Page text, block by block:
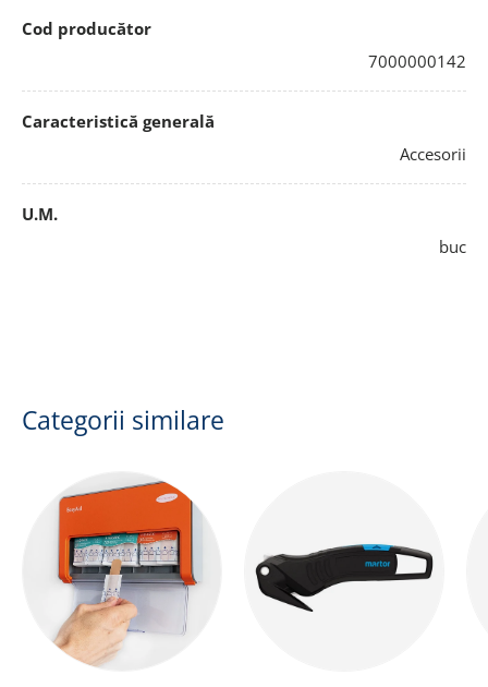
Cod producător
7000000142
Caracteristică generală
Accesorii
U.M.
buc
Categorii similare